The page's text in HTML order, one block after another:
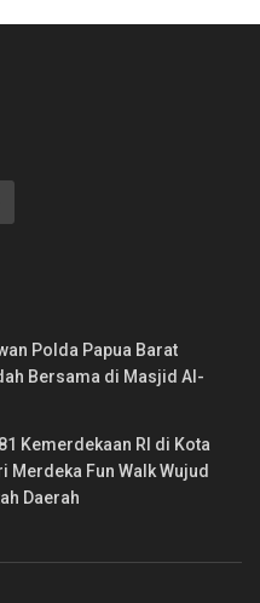
Polda Papua Barat
Bersama di Masjid Al-
Kemerdekaan RI di Kota
Fun Walk Wujud
Daerah